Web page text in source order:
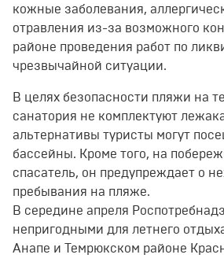
кожные заболевания,
отравления из-за возможного
районе проведения работ по
чрезвычайной ситуации.
В целях безопасности пляжи на
санатория не комплектуют
альтернативы туристы могут
бассейны. Кроме того, на
спасатель, он предупреждает о
пребывания на пляже.
В середине апреля
непригодными для летнего
Анапе и Темрюкском районе